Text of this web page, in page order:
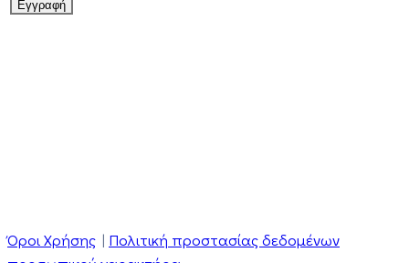
Όροι Χρήσης | Πολιτική προστασίας δεδομένων